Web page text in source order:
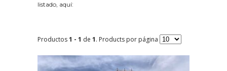
listado, aquí:
Productos1 - 1 de 1. Products por página